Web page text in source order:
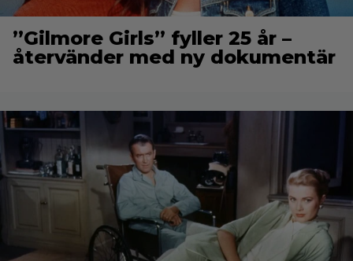
”Gilmore Girls” fyller 25 år –
återvänder med ny dokumentär